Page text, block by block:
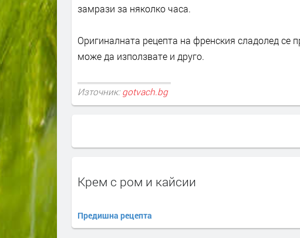
замрази за няколко часа.
Оригиналната рецепта на френския сладолед се
може да използвате и друго.
Източник: gotvach.bg
Крем с ром и кайсии
Предишна рецепта